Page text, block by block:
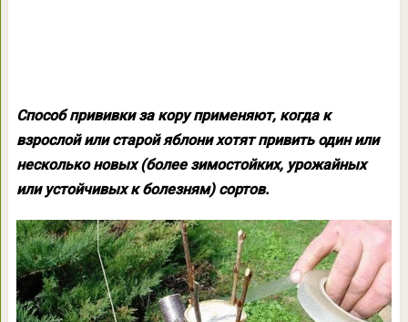
Способ прививки за кору применяют, когда к
взрослой или старой яблони хотят привить один или
несколько новых (более зимостойких, урожайных
или устойчивых к болезням) сортов.